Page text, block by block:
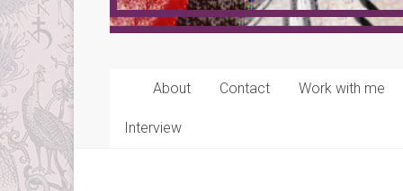
About Contact Work with me
Interview